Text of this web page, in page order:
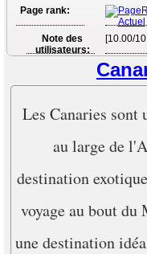
Page rank:
Note des
utilisateurs:
[10.00/10
Les Canaries sont
au large de
destination
voyage au bout du
une destination